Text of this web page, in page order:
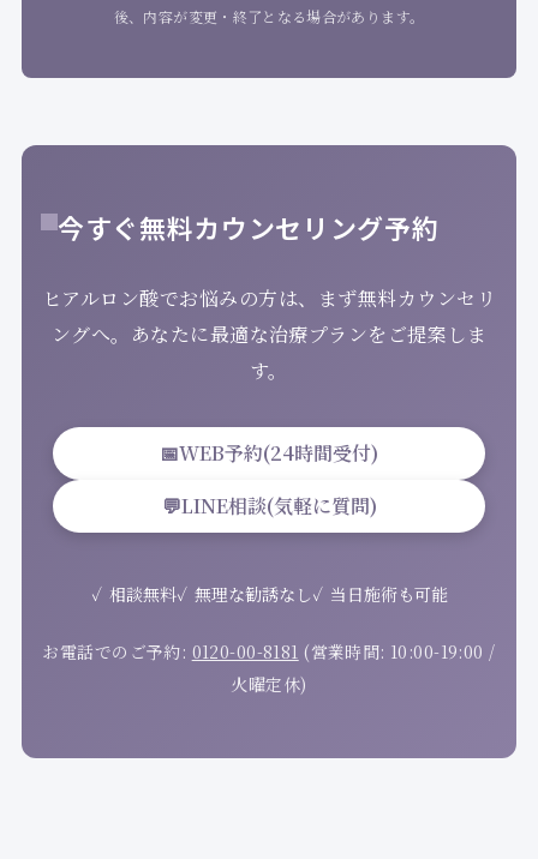
後、内容が変更・終了となる場合があります。
今すぐ無料カウンセリング予約
ヒアルロン酸でお悩みの方は、まず無料カウンセリ
ングへ。あなたに最適な治療プランをご提案しま
す。
📅WEB予約(24時間受付)
💬LINE相談(気軽に質問)
相談無料 無理な勧誘なし 当日施術も可能
お電話でのご予約: 0120-00-8181 (営業時間: 10:00-19:00 /
火曜定休)